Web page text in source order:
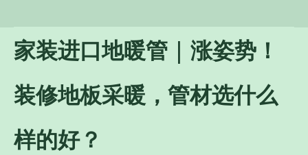
家装进口地暖管 | 涨姿势！
装修地板采暖，管材选什么
样的好？